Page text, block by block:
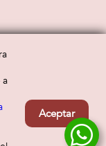
al cliente
y devolución
a
Aceptar